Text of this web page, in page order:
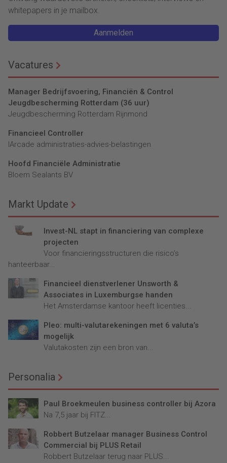
whitepapers in je mailbox.
Aanmelden
Vacatures
Manager Bedrijfsvoering, Financiën & Control
Jeugdbescherming Rotterdam (36 uur)
Jeugdbescherming Rotterdam Rijnmond
Financieel Controller
lArcade administraties-advies-belastingen
Hoofd Financiële Administratie
Bloem Sealants BV
Markt Update
Invest-NL stapt in financiering van complexe
projecten
Voor financieringsstructuren die risico’s
hanteerbaar...
Financieel dienstverlener Unsworth &
Associates in Luxemburgse handen
Het Amsterdamse kantoor heeft licenties...
Pleo: multi-valutarekeningen met 6 valuta’s
mogelijk
Valutakosten zijn een bron van...
Personalia
Paul Broekmeulen business controller bij Azora
Na 7,5 jaar bij FITZ...
Robbert Butzelaar manager Business Control
Commercial bij PLUS Retail
Robbert Butzelaar terug naar PLUS...